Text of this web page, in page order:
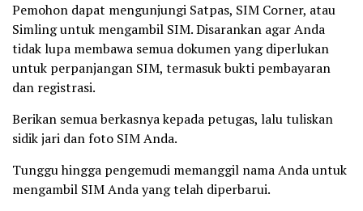
Pemohon dapat mengunjungi Satpas, SIM Corner, atau
Simling untuk mengambil SIM. Disarankan agar Anda
tidak lupa membawa semua dokumen yang diperlukan
untuk perpanjangan SIM, termasuk bukti pembayaran
dan registrasi.
Berikan semua berkasnya kepada petugas, lalu tuliskan
sidik jari dan foto SIM Anda.
Tunggu hingga pengemudi memanggil nama Anda untuk
mengambil SIM Anda yang telah diperbarui.